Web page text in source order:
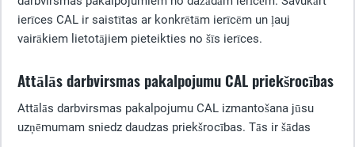
ierīces CAL ir saistītas ar konkrētām ierīcēm un ļauj
vairākiem lietotājiem pieteikties no šīs ierīces.
Attālās darbvirsmas pakalpojumu CAL priekšrocības
Attālās darbvirsmas pakalpojumu CAL izmantošana jūsu
uzņēmumam sniedz daudzas priekšrocības. Tās ir šādas